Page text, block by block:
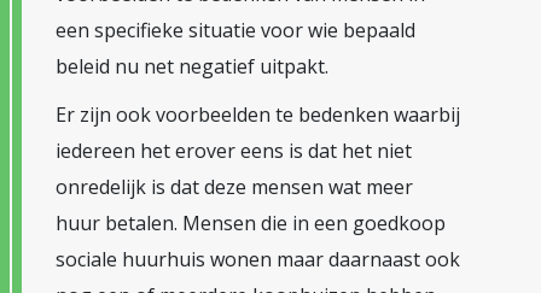
een specifieke situatie voor wie bepaald
beleid nu net negatief uitpakt.
Er zijn ook voorbeelden te bedenken waarbij
iedereen het erover eens is dat het niet
onredelijk is dat deze mensen wat meer
huur betalen. Mensen die in een goedkoop
sociale huurhuis wonen maar daarnaast ook